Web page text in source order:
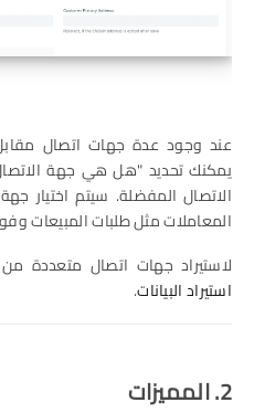
عند وجود عدة جهات اتصال
يمكنك تحديد "هل هي جهة
الاتصال المفضلة. سيتم اختيار جهة
المعاملات مثل طلبات المبيعات
لاستيراد جهات اتصال متعددة
استيراد البيانات.
2. المميزات